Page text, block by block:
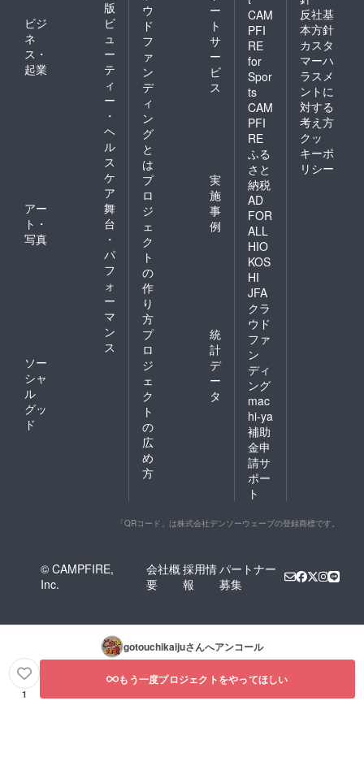
版
ビジ
ネ
ス・
起業
ビ
ュ
ー
テ
ィ
ー
・
ヘ
ル
ス
ケ
ア
アー
ト・
写真
舞
台
・
パ
フ
ォ
ー
マ
ン
ス
ソー
シャ
ル
グッ
ド
ウ
ド
フ
ァ
ン
デ
ィ
ン
グ
と
は
ー
ト
サ
ー
ビ
ス
プ
ロ
ジ
ェ
ク
ト
の
作
り
方
実
施
事
例
プ
ロ
ジ
ェ
ク
ト
の
広
め
方
統
計
デ
ー
タ
CAM
PFI
RE
for
Spor
ts
CAM
PFI
RE
ふる
さと
納税
AD
FOR
ALL
HIO
KOS
HI
JFA
クラ
ウド
ファ
ン
ディ
ング
mac
hi-ya
補助
金申
請サ
ポー
ト
反社基
本方針
カスタ
マーハ
ラスメ
ントに
対する
考え方
クッ
キーポ
リシー
「QRコード」は株式会社デンソーウェーブの登録商標です。
© CAMPFIRE,
Inc.
会社概
要
採用情
報
パートナー
募集
gotouchikaijuさんへアンコール
1
もう一度プロジェクトをやってほしい